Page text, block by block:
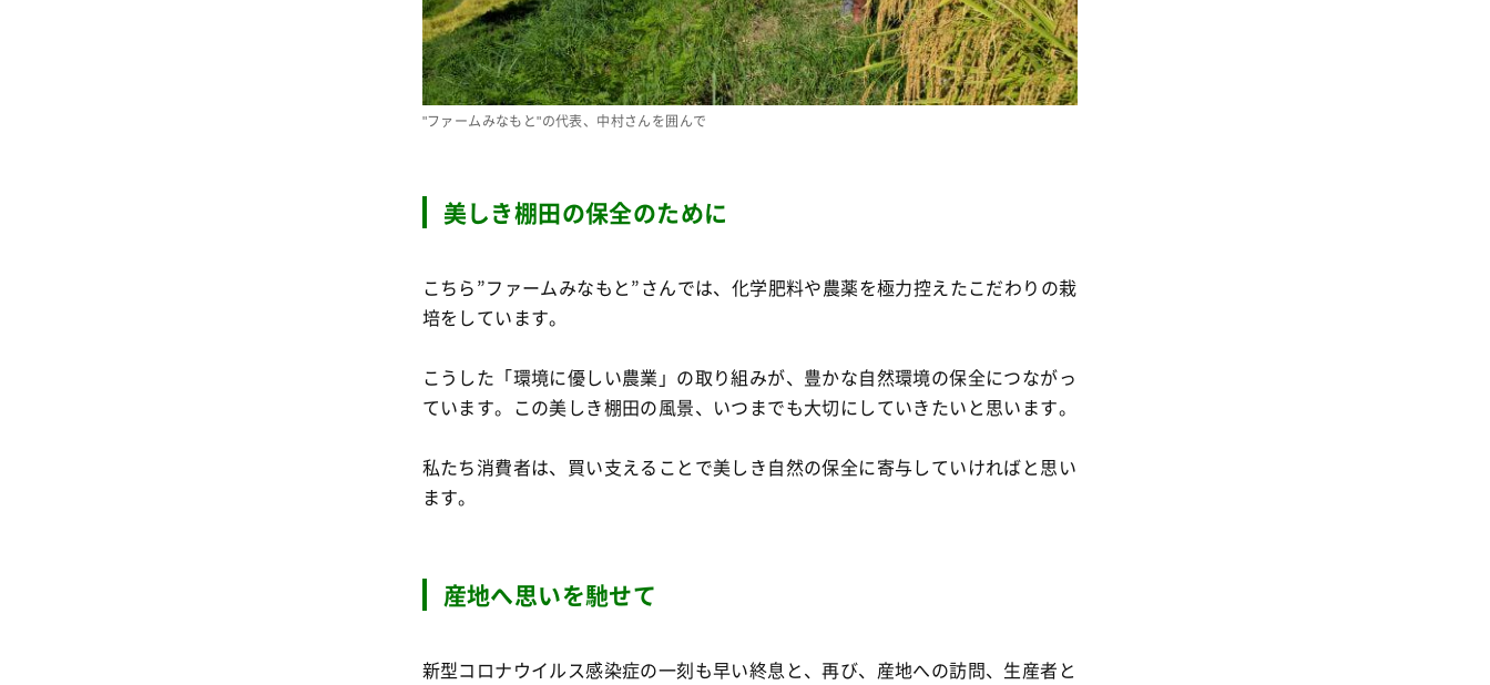
"ファームみなもと"の代表、中村さんを囲んで
美しき棚田の保全のために
こちら”ファームみなもと”さんでは、化学肥料や農薬を極力控えたこだわりの栽
培をしています。
こうした「環境に優しい農業」の取り組みが、豊かな自然環境の保全につながっ
ています。この美しき棚田の風景、いつまでも大切にしていきたいと思います。
私たち消費者は、買い支えることで美しき自然の保全に寄与していければと思い
ます。
産地へ思いを馳せて
新型コロナウイルス感染症の一刻も早い終息と、再び、産地への訪問、生産者と